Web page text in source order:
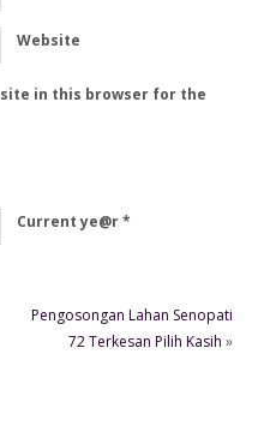
Website
in this browser for the
Current ye@r*
Pengosongan Lahan Senopati
72 Terkesan Pilih Kasih »